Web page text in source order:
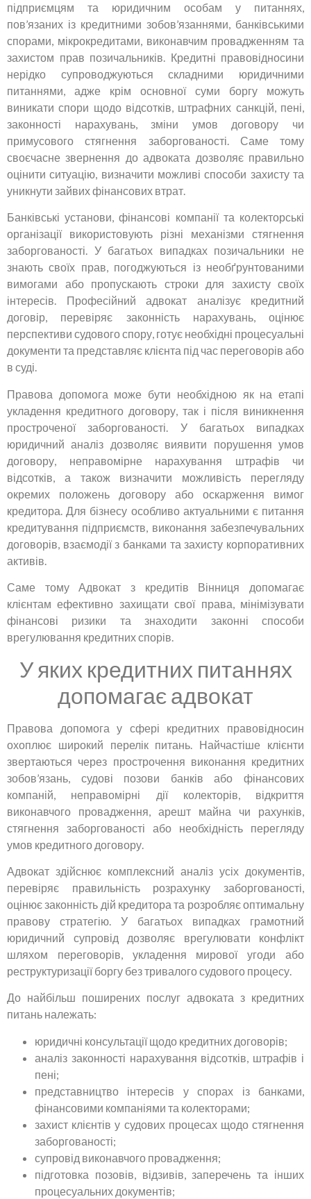
підприємцям та юридичним особам у питаннях,
пов’язаних із кредитними зобов’язаннями, банківськими
спорами, мікрокредитами, виконавчим провадженням та
захистом прав позичальників. Кредитні правовідносини
нерідко супроводжуються складними юридичними
питаннями, адже крім основної суми боргу можуть
виникати спори щодо відсотків, штрафних санкцій, пені,
законності нарахувань, зміни умов договору чи
примусового стягнення заборгованості. Саме тому
своєчасне звернення до адвоката дозволяє правильно
оцінити ситуацію, визначити можливі способи захисту та
уникнути зайвих фінансових втрат.
Банківські установи, фінансові компанії та колекторські
організації використовують різні механізми стягнення
заборгованості. У багатьох випадках позичальники не
знають своїх прав, погоджуються із необґрунтованими
вимогами або пропускають строки для захисту своїх
інтересів. Професійний адвокат аналізує кредитний
договір, перевіряє законність нарахувань, оцінює
перспективи судового спору, готує необхідні процесуальні
документи та представляє клієнта під час переговорів або
в суді.
Правова допомога може бути необхідною як на етапі
укладення кредитного договору, так і після виникнення
простроченої заборгованості. У багатьох випадках
юридичний аналіз дозволяє виявити порушення умов
договору, неправомірне нарахування штрафів чи
відсотків, а також визначити можливість перегляду
окремих положень договору або оскарження вимог
кредитора. Для бізнесу особливо актуальними є питання
кредитування підприємств, виконання забезпечувальних
договорів, взаємодії з банками та захисту корпоративних
активів.
Саме тому Адвокат з кредитів Вінниця допомагає
клієнтам ефективно захищати свої права, мінімізувати
фінансові ризики та знаходити законні способи
врегулювання кредитних спорів.
У яких кредитних питаннях
допомагає адвокат
Правова допомога у сфері кредитних правовідносин
охоплює широкий перелік питань. Найчастіше клієнти
звертаються через прострочення виконання кредитних
зобов’язань, судові позови банків або фінансових
компаній, неправомірні дії колекторів, відкриття
виконавчого провадження, арешт майна чи рахунків,
стягнення заборгованості або необхідність перегляду
умов кредитного договору.
Адвокат здійснює комплексний аналіз усіх документів,
перевіряє правильність розрахунку заборгованості,
оцінює законність дій кредитора та розробляє оптимальну
правову стратегію. У багатьох випадках грамотний
юридичний супровід дозволяє врегулювати конфлікт
шляхом переговорів, укладення мирової угоди або
реструктуризації боргу без тривалого судового процесу.
До найбільш поширених послуг адвоката з кредитних
питань належать:
юридичні консультації щодо кредитних договорів;
аналіз законності нарахування відсотків, штрафів і
пені;
представництво інтересів у спорах із банками,
фінансовими компаніями та колекторами;
захист клієнтів у судових процесах щодо стягнення
заборгованості;
супровід виконавчого провадження;
підготовка позовів, відзивів, заперечень та інших
процесуальних документів;